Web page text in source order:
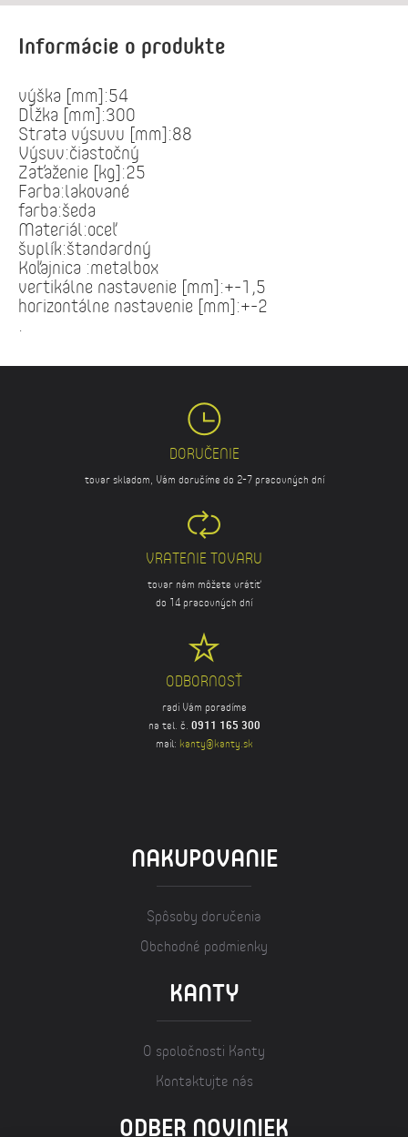
Informácie o produkte
výška [mm]:54
Dĺžka [mm]:300
Strata výsuvu [mm]:88
Výsuv:čiastočný
Zaťaženie [kg]:25
Farba:lakované
farba:šeda
Materiál:oceľ
šuplík:štandardný
Koľajnica :metalbox
vertikálne nastavenie [mm]:+-1,5
horizontálne nastavenie [mm]:+-2
.
DORUČENIE
tovar skladom, Vám doručíme do 2-7 pracovných dní
VRATENIE TOVARU
tovar nám môžete vrátiť
do 14 pracovných dní
ODBORNOSŤ
radi Vám poradíme
na tel. č. 0911 165 300
mail: kanty@kanty.sk
NAKUPOVANIE
Spôsoby doručenia
Obchodné podmienky
KANTY
O spoločnosti Kanty
Kontaktujte nás
ODBER NOVINIEK